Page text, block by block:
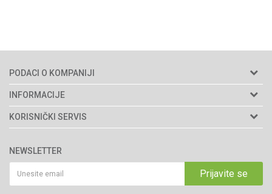
PODACI O KOMPANIJI
Agromarket doo
Adresa: Kraljevačkog bataljona 235/2
34000 Kragujevac, Srbija
webshop@agromarket.rs
PIB: 102135221
INFORMACIJE
O nama
Prodavnice
Brendovi
Katalozi
KORISNIČKI SERVIS
Politika privatnosti
Kako kupiti
Isporuka
NEWSLETTER
Prijavite se